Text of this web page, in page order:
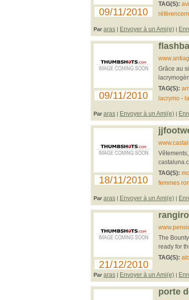
09/11/2010
TAG(S):
Par aras | Envoyer à un Ami(e) |
09/11/2010
flashball
Grâce au
TAG(S):
lacrymo-
Par aras | Envoyer à un Ami(e) |
18/11/2010
TAG(S):
femmes
Par aras | Envoyer à un Ami(e) |
21/12/2010
The
ready for
TAG(S):
Par aras | Envoyer à un Ami(e) |
porte